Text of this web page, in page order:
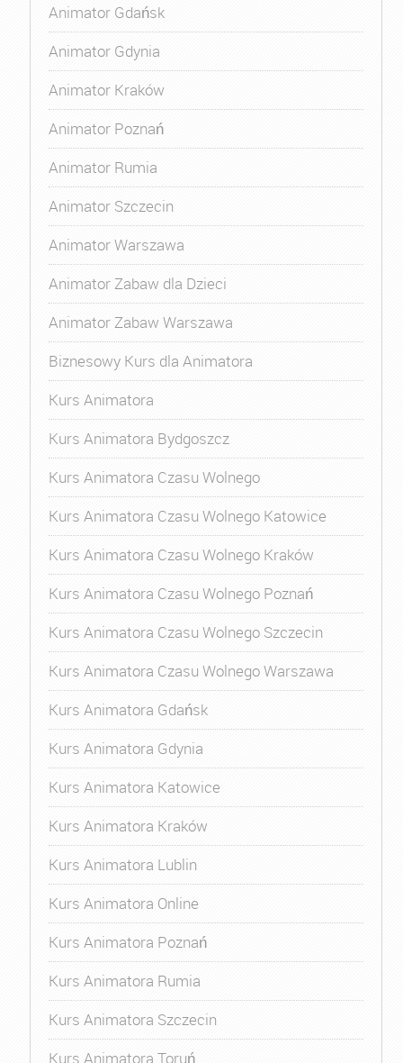
Animator Gdańsk
Animator Gdynia
Animator Kraków
Animator Poznań
Animator Rumia
Animator Szczecin
Animator Warszawa
Animator Zabaw dla Dzieci
Animator Zabaw Warszawa
Biznesowy Kurs dla Animatora
Kurs Animatora
Kurs Animatora Bydgoszcz
Kurs Animatora Czasu Wolnego
Kurs Animatora Czasu Wolnego Katowice
Kurs Animatora Czasu Wolnego Kraków
Kurs Animatora Czasu Wolnego Poznań
Kurs Animatora Czasu Wolnego Szczecin
Kurs Animatora Czasu Wolnego Warszawa
Kurs Animatora Gdańsk
Kurs Animatora Gdynia
Kurs Animatora Katowice
Kurs Animatora Kraków
Kurs Animatora Lublin
Kurs Animatora Online
Kurs Animatora Poznań
Kurs Animatora Rumia
Kurs Animatora Szczecin
Kurs Animatora Toruń